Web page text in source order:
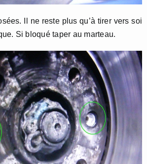
Il ne reste plus qu’à tirer vers soi
Si bloqué taper au marteau.